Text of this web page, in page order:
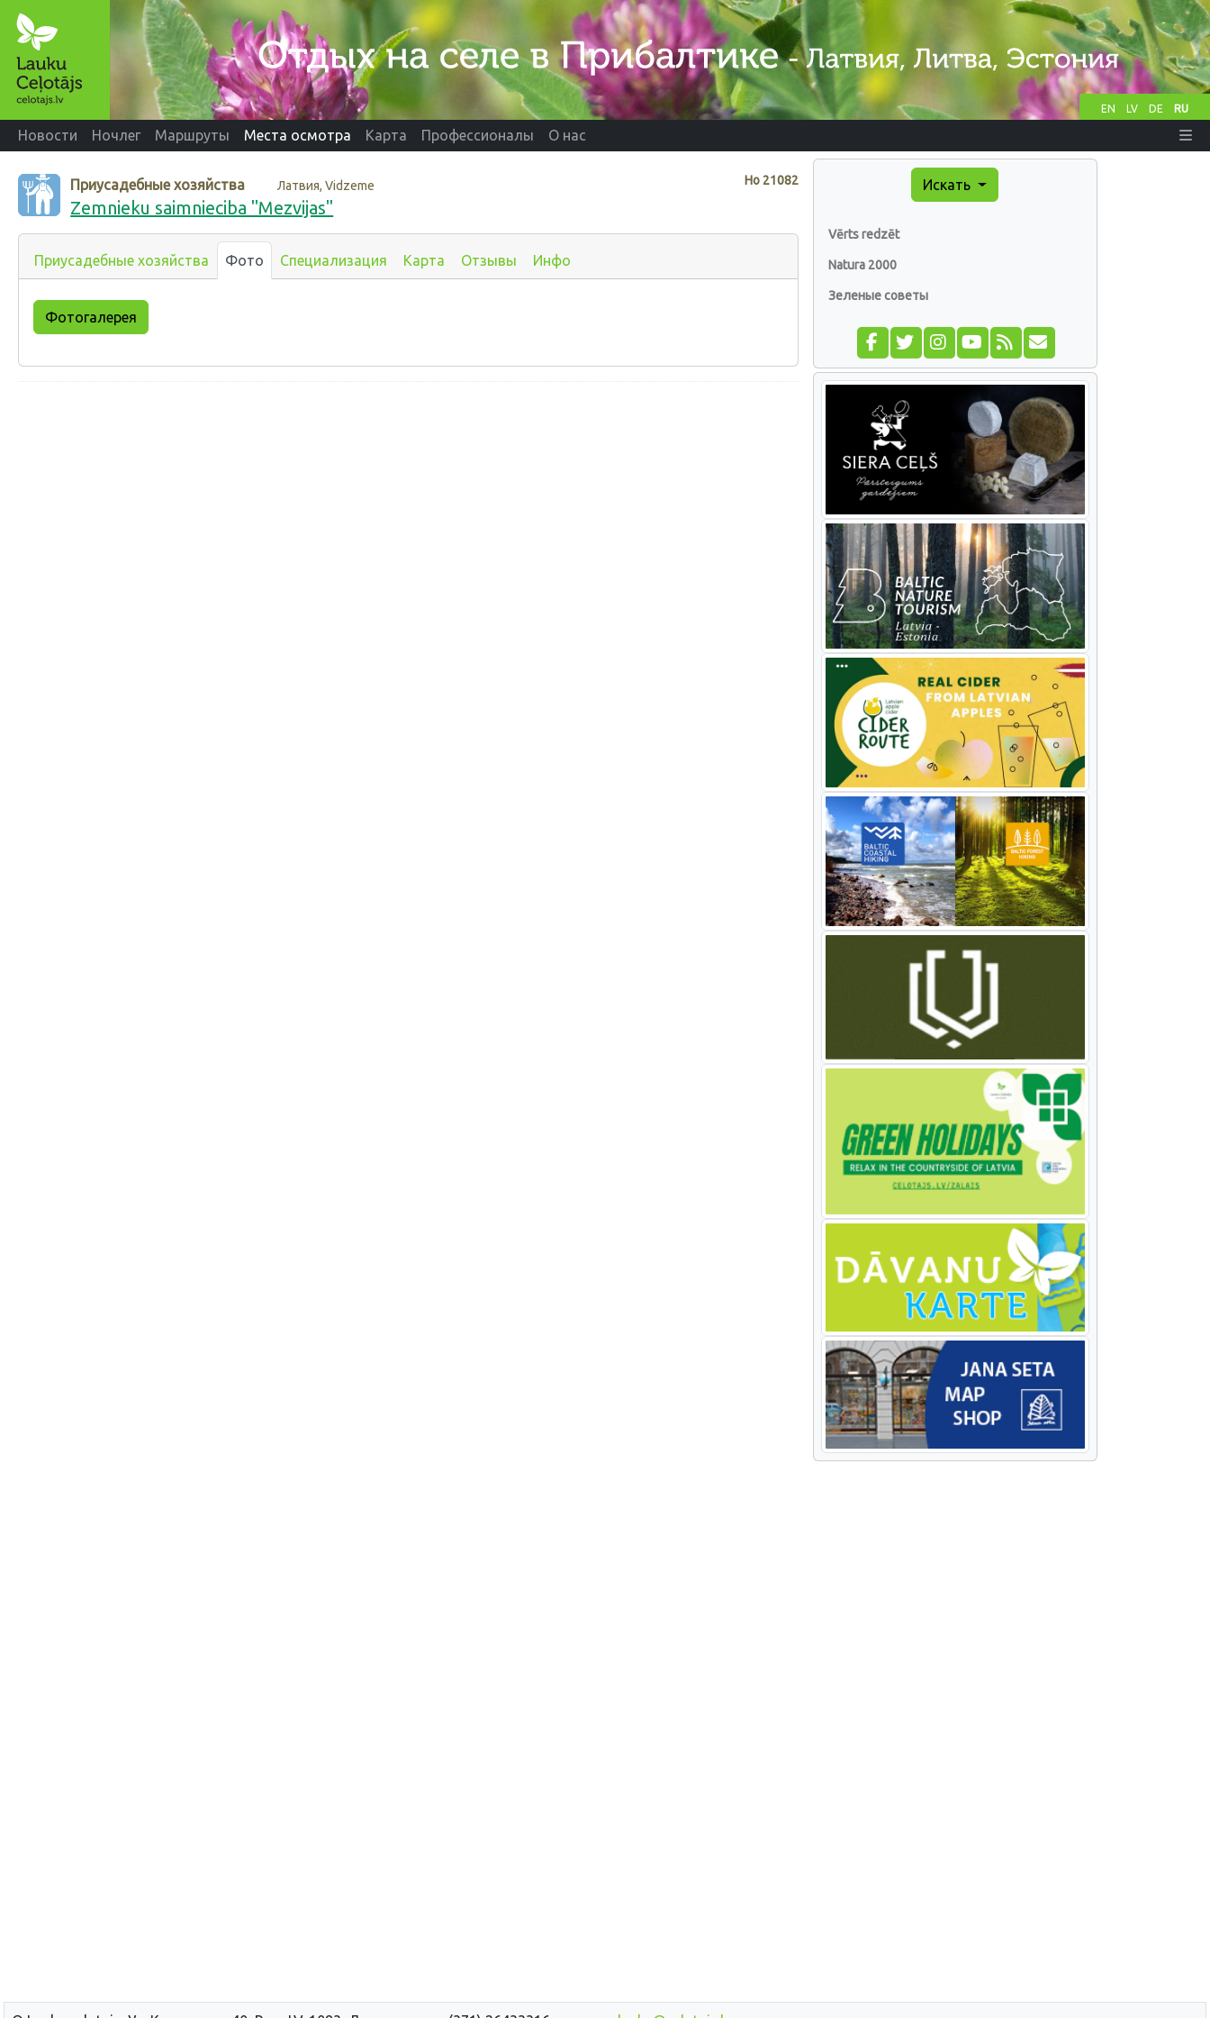
EN LV DE RU
Новости Ночлег Маршруты Места осмотра Карта Профессионалы О нас
Нo 21082
Приусадебные хозяйства Латвия, Vidzeme
Zemnieku saimnieciba "Mezvijas"
Приусадебные хозяйства Фото Специализация Карта Отзывы Инфо
Фотогалерея
Искать
Vērts redzēt
Natura 2000
Зеленые советы